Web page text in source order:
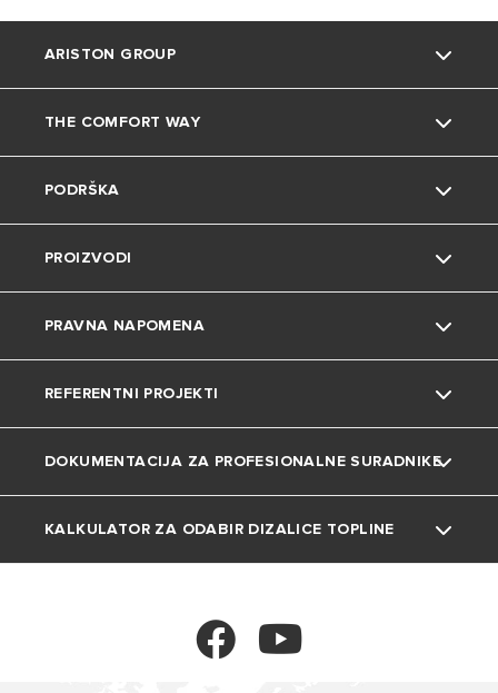
ARISTON GROUP
O nama
Grupa
Karijera
THE COMFORT WAY
Okoliš
Savjeti i trikovi
Uređenje doma
PODRŠKA
Kontakt
Česta pitanja
Katalozi i dokumentacija
PROIZVODI
Grijalice vode
Dizalice topline
Plinski bojleri
Klima uređaji
PRAVNA NAPOMENA
Privatnost
Kolačići
REFERENTNI PROJEKTI
Projekti
DOKUMENTACIJA ZA PROFESIONALNE SURADNIKE
Tehnička dokumentacija
KALKULATOR ZA ODABIR DIZALICE TOPLINE